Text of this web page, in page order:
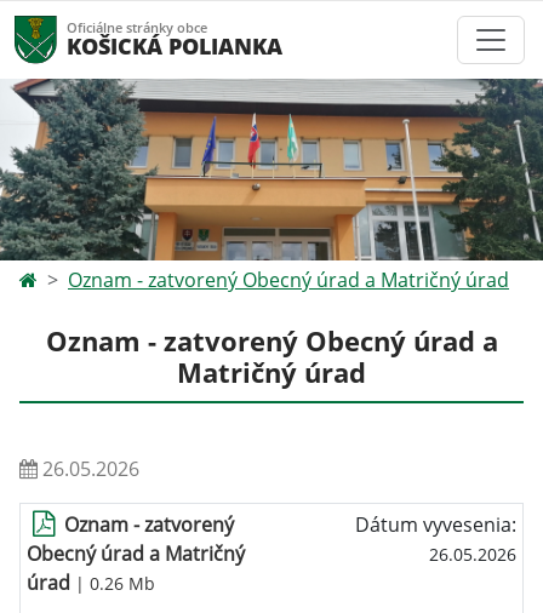
Oficiálne stránky obce
KOŠICKÁ POLIANKA
Oznam - zatvorený Obecný úrad a Matričný úrad
Oznam - zatvorený Obecný úrad a
Matričný úrad
26.05.2026
Oznam - zatvorený
Obecný úrad a Matričný
úrad | 0.26 Mb
Dátum vyvesenia:
26.05.2026